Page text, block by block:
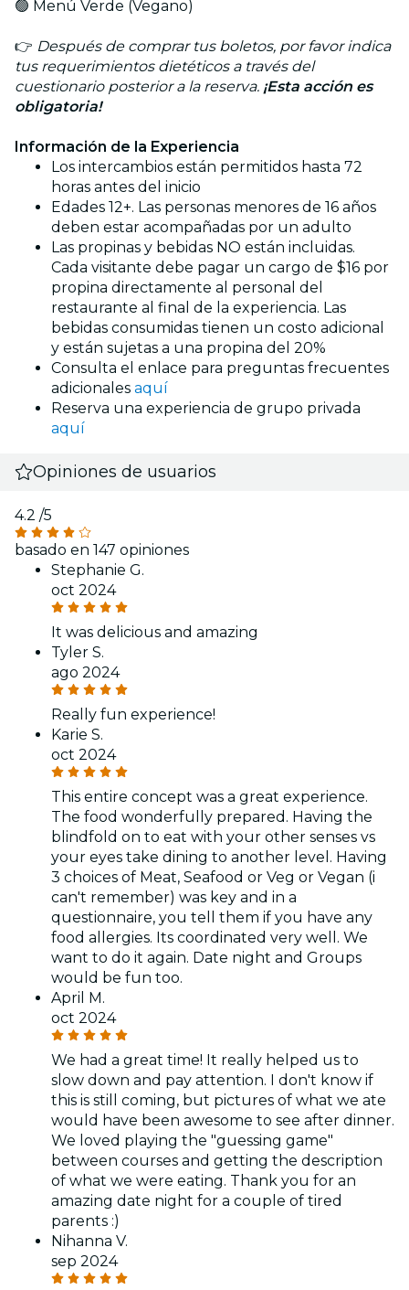
🟢 Menú Verde (Vegano)
👉 Después de comprar tus boletos, por favor indica
tus requerimientos dietéticos a través del
cuestionario posterior a la reserva. ¡Esta acción es
obligatoria!
Información de la Experiencia
Los intercambios están permitidos hasta 72
horas antes del inicio
Edades 12+. Las personas menores de 16 años
deben estar acompañadas por un adulto
Las propinas y bebidas NO están incluidas.
Cada visitante debe pagar un cargo de $16 por
propina directamente al personal del
restaurante al final de la experiencia. Las
bebidas consumidas tienen un costo adicional
y están sujetas a una propina del 20%
Consulta el enlace para preguntas frecuentes
adicionales aquí
Reserva una experiencia de grupo privada
aquí
Opiniones de usuarios
4.2 /5
basado en 147 opiniones
Stephanie G.
oct 2024
It was delicious and amazing
Tyler S.
ago 2024
Really fun experience!
Karie S.
oct 2024
This entire concept was a great experience.
The food wonderfully prepared. Having the
blindfold on to eat with your other senses vs
your eyes take dining to another level. Having
3 choices of Meat, Seafood or Veg or Vegan (i
can't remember) was key and in a
questionnaire, you tell them if you have any
food allergies. Its coordinated very well. We
want to do it again. Date night and Groups
would be fun too.
April M.
oct 2024
We had a great time! It really helped us to
slow down and pay attention. I don't know if
this is still coming, but pictures of what we ate
would have been awesome to see after dinner.
We loved playing the "guessing game"
between courses and getting the description
of what we were eating. Thank you for an
amazing date night for a couple of tired
parents :)
Nihanna V.
sep 2024